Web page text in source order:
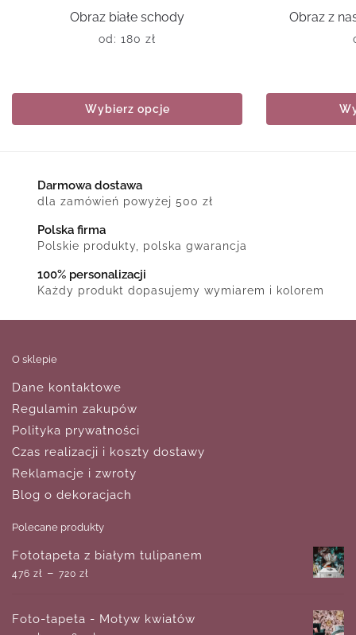
Obraz białe schody
od: 180 zł
Wybierz opcje
Obraz z
Darmowa dostawa
dla zamówień powyżej 500 zł
Polska firma
Polskie produkty, polska gwarancja
100% personalizacji
Każdy produkt dopasujemy wymiarem i kolorem
O sklepie
Dane kontaktowe
Regulamin zakupów
Polityka prywatności
Czas realizacji i koszty dostawy
Reklamacje i zwroty
Blog o dekoracjach
Polecane produkty
Fototapeta z białym tulipanem
476 zł – 720 zł
Foto-tapeta - Motyw kwiatów